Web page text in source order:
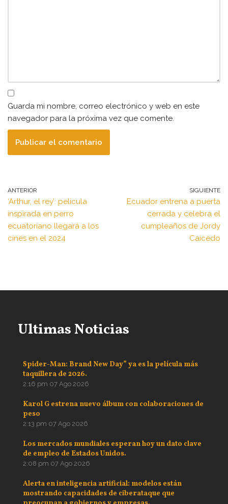
Guarda mi nombre, correo electrónico y web en este
navegador para la próxima vez que comente.
ANTERIOR
‘Arthur, el rey’: película
inspirada en perro
ecuatoriano llegará a los
cines en el 2024
SIGUIENTE
Ecuador entrena a puerta
cerrada y celebra el
cumpleaños de Jordy
Caicedo
Ultimas Noticias
Spider-Man: Brand New Day” ya es la película más
taquillera de 2026.
2:16 pm 07 Ago 2026
Karol G estrena nuevo álbum con colaboraciones de
peso
2:13 pm 07 Ago 2026
Los mercados mundiales esperan hoy un dato clave
de empleo de Estados Unidos.
2:08 pm 07 Ago 2026
Alerta en inteligencia artificial: modelos están
mostrando capacidades de ciberataque que